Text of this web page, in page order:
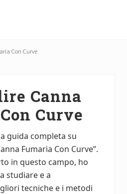
Con Curve
Canna
Curve
guida completa su
Fumaria Con Curve”.
in questo campo, ho
studiare e a
tecniche e i metodi